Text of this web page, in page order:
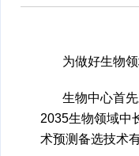
为做好生物
生物中心首
2035生物领域中
术预测备选技术